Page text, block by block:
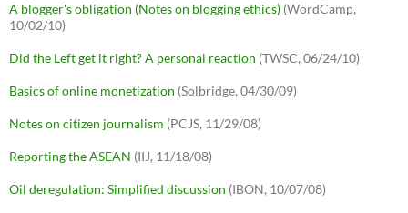
A blogger's obligation (Notes on blogging ethics) (WordCamp,
10/02/10)
Did the Left get it right? A personal reaction (TWSC, 06/24/10)
Basics of online monetization (Solbridge, 04/30/09)
Notes on citizen journalism (PCJS, 11/29/08)
Reporting the ASEAN (IIJ, 11/18/08)
Oil deregulation: Simplified discussion (IBON, 10/07/08)